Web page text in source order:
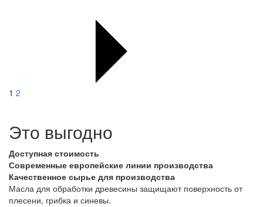
1 2
Это выгодно
Доступная стоимость
Современные европейские линии производства
Качественное сырье для производства
Масла для обработки древесины защищают поверхность от
плесени, грибка и синевы.